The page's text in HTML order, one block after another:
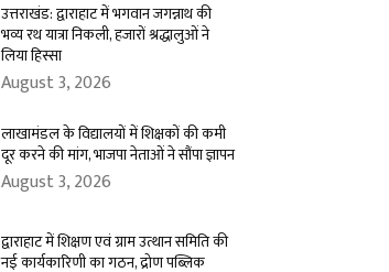
उत्तराखंड: द्वाराहाट में भगवान जगन्नाथ की
भव्य रथ यात्रा निकली, हजारों श्रद्धालुओं ने
लिया हिस्सा
August 3, 2026
लाखामंडल के विद्यालयों में शिक्षकों की कमी
दूर करने की मांग, भाजपा नेताओं ने सौंपा ज्ञापन
August 3, 2026
द्वाराहाट में शिक्षण एवं ग्राम उत्थान समिति की
नई कार्यकारिणी का गठन, द्रोण पब्लिक